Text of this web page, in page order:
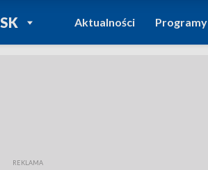
DO
REGIONY
Aktualności Programy